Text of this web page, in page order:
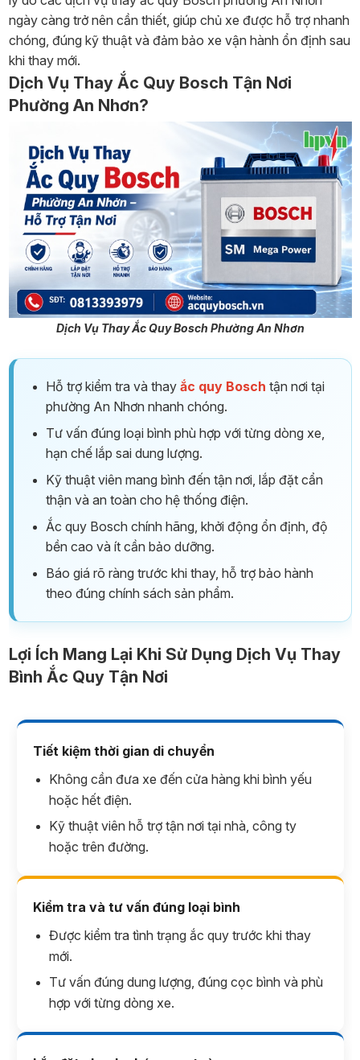
ngày càng trở nên cần thiết, giúp chủ xe được hỗ trợ nhanh
chóng, đúng kỹ thuật và đảm bảo xe vận hành ổn định sau
khi thay mới.
Dịch Vụ Thay Ắc Quy Bosch Tận Nơi
Phường An Nhơn?
Dịch Vụ Thay Ắc Quy Bosch Phường An Nhơn
Hỗ trợ kiểm tra và thay ắc quy Bosch tận nơi tại
phường An Nhơn nhanh chóng.
Tư vấn đúng loại bình phù hợp với từng dòng xe,
hạn chế lắp sai dung lượng.
Kỹ thuật viên mang bình đến tận nơi, lắp đặt cẩn
thận và an toàn cho hệ thống điện.
Ắc quy Bosch chính hãng, khởi động ổn định, độ
bền cao và ít cần bảo dưỡng.
Báo giá rõ ràng trước khi thay, hỗ trợ bảo hành
theo đúng chính sách sản phẩm.
Lợi Ích Mang Lại Khi Sử Dụng Dịch Vụ Thay
Bình Ắc Quy Tận Nơi
Tiết kiệm thời gian di chuyển
Không cần đưa xe đến cửa hàng khi bình yếu
hoặc hết điện.
Kỹ thuật viên hỗ trợ tận nơi tại nhà, công ty
hoặc trên đường.
Kiểm tra và tư vấn đúng loại bình
Được kiểm tra tình trạng ắc quy trước khi thay
mới.
Tư vấn đúng dung lượng, đúng cọc bình và phù
hợp với từng dòng xe.